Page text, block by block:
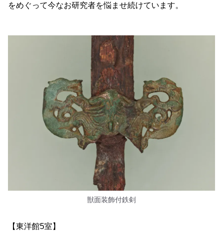
をめぐって今なお研究者を悩ませ続けています。
獣面装飾付鉄剣
【東洋館5室】